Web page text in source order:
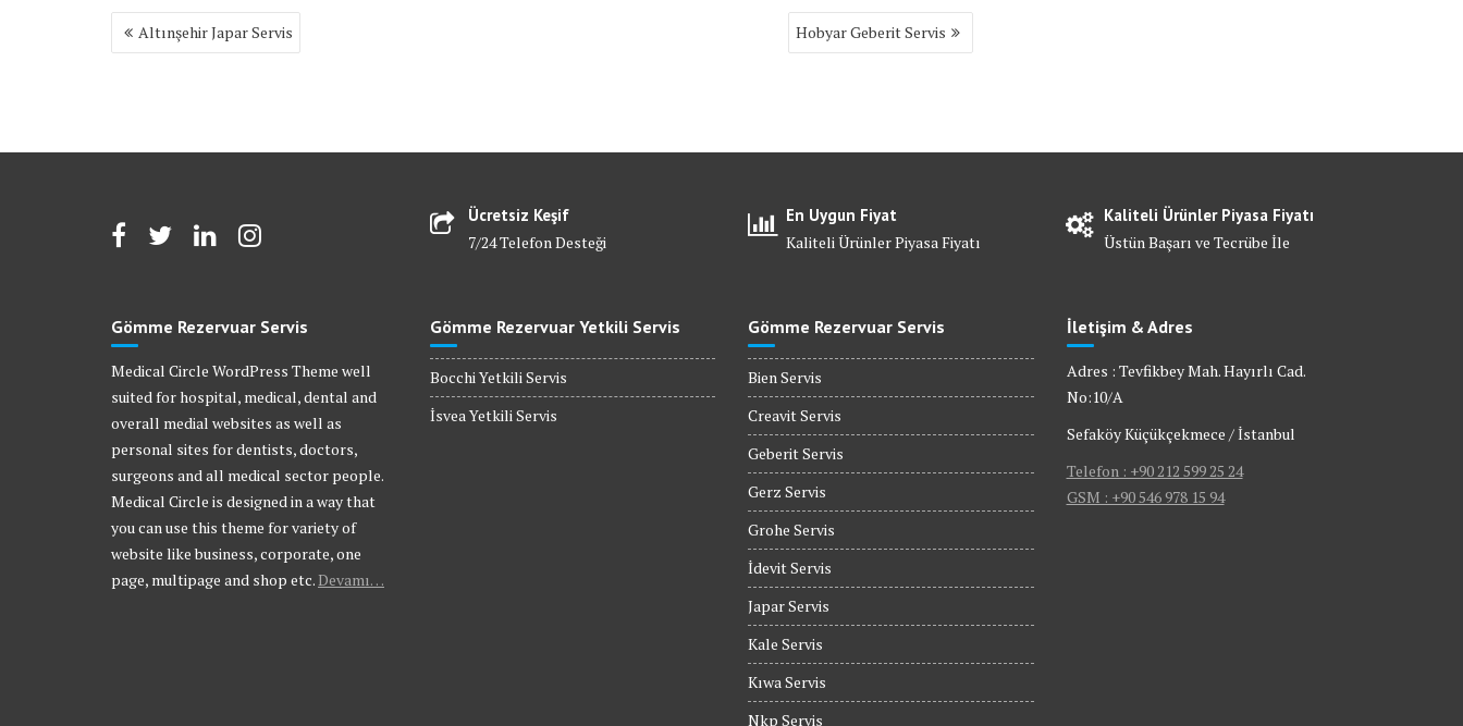
Yazı
gezinmesi
Altınşehir Japar Servis Hobyar Geberit Servis
Ücretsiz Keşif
7/24 Telefon Desteği
En Uygun Fiyat
Kaliteli Ürünler Piyasa Fiyatı
Kaliteli Ürünler Piyasa Fiyatı
Üstün Başarı ve Tecrübe İle
Gömme Rezervuar Servis
Medical Circle WordPress Theme well
suited for hospital, medical, dental and
overall medial websites as well as
personal sites for dentists, doctors,
surgeons and all medical sector people.
Medical Circle is designed in a way that
you can use this theme for variety of
website like business, corporate, one
page, multipage and shop etc.Devamı…
Gömme Rezervuar Yetkili Servis
Bocchi Yetkili Servis
İsvea Yetkili Servis
Gömme Rezervuar Servis
Bien Servis
Creavit Servis
Geberit Servis
Gerz Servis
Grohe Servis
İdevit Servis
Japar Servis
Kale Servis
Kıwa Servis
Nkp Servis
İletişim & Adres
Adres : Tevfikbey Mah. Hayırlı Cad.
No:10/A
Sefaköy Küçükçekmece / İstanbul
Telefon : +90 212 599 25 24
GSM : +90 546 978 15 94